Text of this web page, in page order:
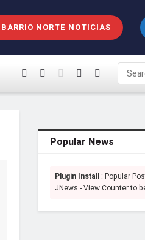
BARRIO NORTE NOTICIAS
Popular News
Plugin Install : Popular
JNews - View Counter to